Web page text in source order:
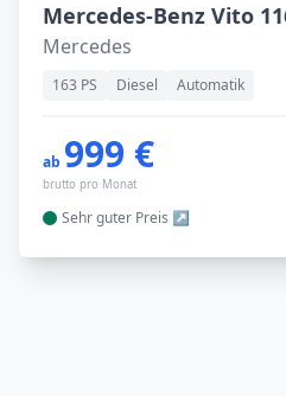
Mercedes
163 PS Diesel Automatik
ab 999 €
brutto pro Monat
Sehr guter Preis